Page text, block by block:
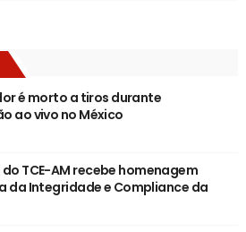
é morto a tiros durante
ao vivo no México
TCE-AM recebe homenagem
da Integridade e Compliance da